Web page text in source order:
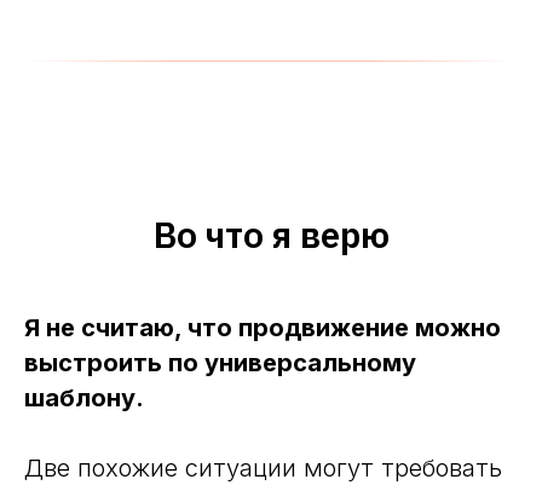
Во что я верю
Я не считаю, что продвижение можно
выстроить по универсальному
шаблону.
Две похожие ситуации могут требовать